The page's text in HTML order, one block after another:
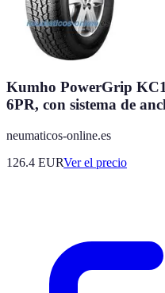
Kumho PowerGrip
6PR, con sistema de
neumaticos-online.es
126.4 EURVer el precio